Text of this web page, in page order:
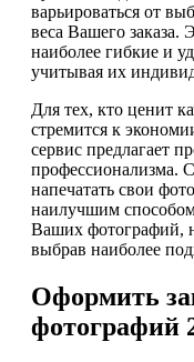
варьироваться от
веса Вашего заказа.
наиболее гибкие и
учитывая их
Для тех, кто ценит
стремится к
сервис предлагает
профессионализма.
напечатать свои
наилучшим
Ваших фотографий,
выбрав наиболее
Оформить
фотографий